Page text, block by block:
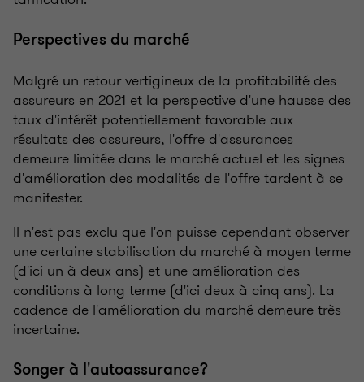
Perspectives du marché
Malgré un retour vertigineux de la profitabilité des
assureurs en 2021 et la perspective d'une hausse des
taux d'intérêt potentiellement favorable aux
résultats des assureurs, l'offre d'assurances
demeure limitée dans le marché actuel et les signes
d'amélioration des modalités de l'offre tardent à se
manifester.
Il n'est pas exclu que l'on puisse cependant observer
une certaine stabilisation du marché à moyen terme
(d'ici un à deux ans) et une amélioration des
conditions à long terme (d'ici deux à cinq ans). La
cadence de l'amélioration du marché demeure très
incertaine.
Songer à l'autoassurance?